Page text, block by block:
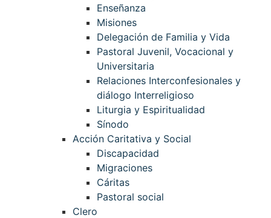
Enseñanza
Misiones
Delegación de Familia y Vida
Pastoral Juvenil, Vocacional y
Universitaria
Relaciones Interconfesionales y
diálogo Interreligioso
Liturgia y Espiritualidad
Sínodo
Acción Caritativa y Social
Discapacidad
Migraciones
Cáritas
Pastoral social
Clero